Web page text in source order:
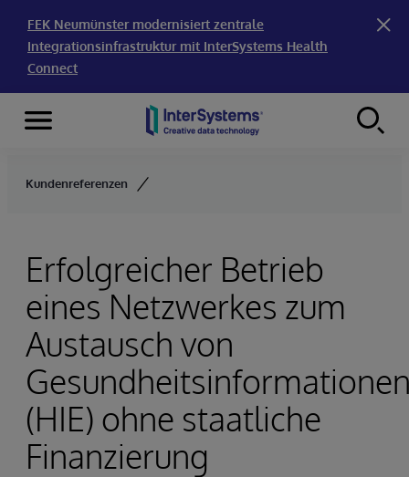
FEK Neumünster modernisiert zentrale
Integrationsinfrastruktur mit InterSystems Health
Connect
Skip to content
Menu
Kundenreferenzen
Erfolgreicher Betrieb
eines Netzwerkes zum
Austausch von
(HIE) ohne staatliche
Finanzierung